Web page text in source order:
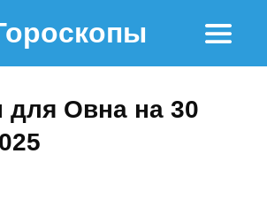
для Овна на 30